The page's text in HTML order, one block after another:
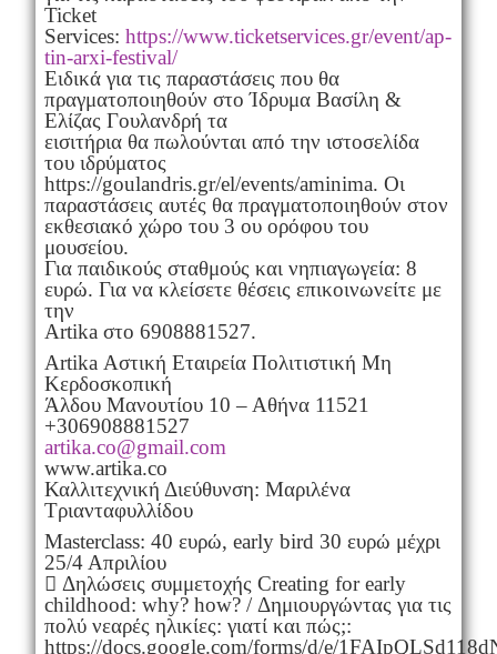
Ticket
Services: https://www.ticketservices.gr/event/ap-
tin-arxi-festival/
Ειδικά για τις παραστάσεις που θα
πραγματοποιηθούν στο Ίδρυμα Βασίλη &
Ελίζας Γουλανδρή τα
εισιτήρια θα πωλούνται από την ιστοσελίδα
του ιδρύματος
https://goulandris.gr/el/events/aminima. Οι
παραστάσεις αυτές θα πραγματοποιηθούν στον
εκθεσιακό χώρο του 3 ου ορόφου του
μουσείου.
Για παιδικούς σταθμούς και νηπιαγωγεία: 8
ευρώ. Για να κλείσετε θέσεις επικοινωνείτε με
την
Artika στο 6908881527.
Artika Αστική Εταιρεία Πολιτιστική Μη
Κερδοσκοπική
Άλδου Μανουτίου 10 – Αθήνα 11521
+306908881527
artika.co@gmail.com
www.artika.co
Καλλιτεχνική Διεύθυνση: Μαριλένα
Τριανταφυλλίδου
Masterclass: 40 ευρώ, early bird 30 ευρώ μέχρι
25/4 Απριλίου
 Δηλώσεις συμμετοχής Creating for early
childhood: why? how? / Δημιουργώντας για τις
πολύ νεαρές ηλικίες: γιατί και πώς;:
https://docs.google.com/forms/d/e/